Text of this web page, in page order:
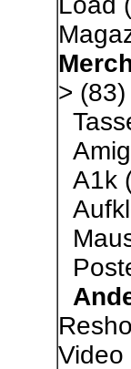
> (83)
A1k
Video